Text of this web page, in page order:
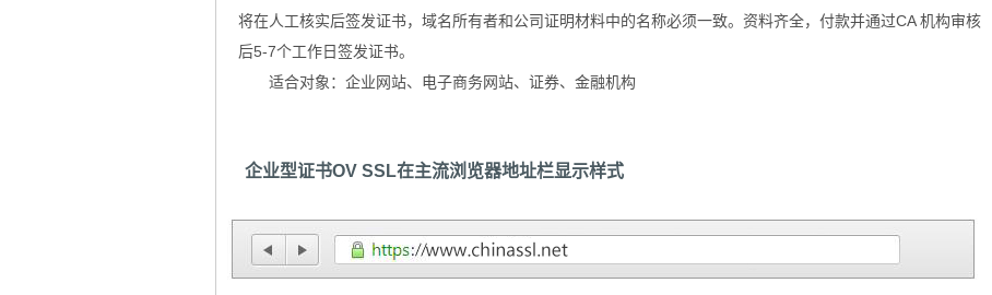
将在人工核实后签发证书，域名所有者和公司证明材料中的名称必须一致。资料齐全，付款并通过CA 机构审核
后5-7个工作日签发证书。
适合对象：企业网站、电子商务网站、证券、金融机构
企业型证书OV SSL在主流浏览器地址栏显示样式